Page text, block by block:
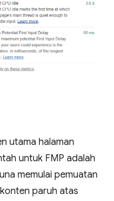
utama halaman
untuk FMP adalah
memulai pemuatan
paruh atas